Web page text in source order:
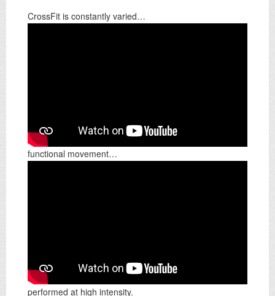
CrossFit is constantly varied…
functional movement…
performed at high intensity.